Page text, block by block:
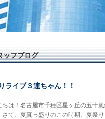
ッフブログ
ライブ３連ちゃん！！
ちは！名古屋市千種区星ヶ丘の五十
さて、夏真っ盛りのこの時期、夏祭